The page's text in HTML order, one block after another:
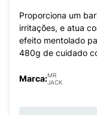
Proporciona um
irritações, e atua
efeito mentolado
480g de cuidado
Marca:MR
JACK